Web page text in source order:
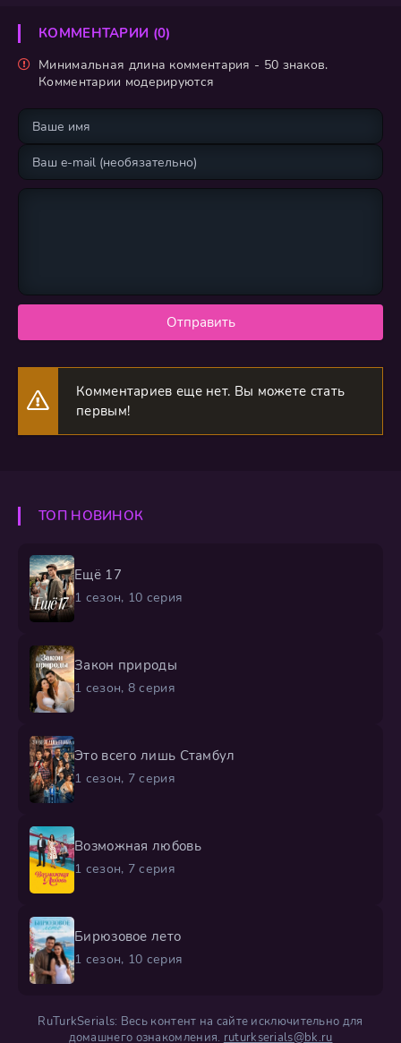
КОММЕНТАРИИ (0)
Минимальная длина комментария - 50 знаков.
Комментарии модерируются
Отправить
Комментариев еще нет. Вы можете стать
первым!
ТОП НОВИНОК
Ещё 17
1 сезон, 10 серия
Закон природы
1 сезон, 8 серия
Это всего лишь Стамбул
1 сезон, 7 серия
Возможная любовь
1 сезон, 7 серия
Бирюзовое лето
1 сезон, 10 серия
RuTurkSerials: Весь контент на сайте исключительно для
домашнего ознакомления. ruturkserials@bk.ru